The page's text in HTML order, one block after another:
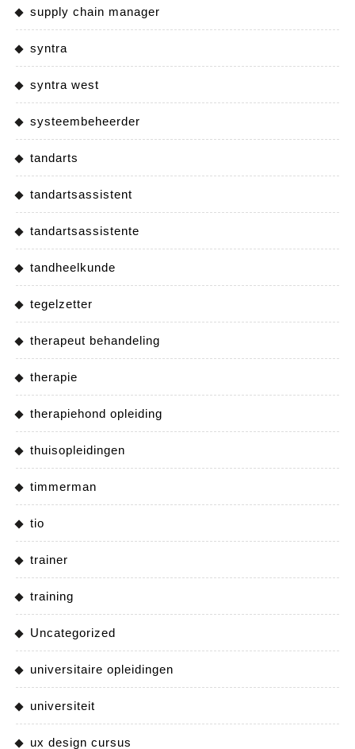
supply chain manager
syntra
syntra west
systeembeheerder
tandarts
tandartsassistent
tandartsassistente
tandheelkunde
tegelzetter
therapeut behandeling
therapie
therapiehond opleiding
thuisopleidingen
timmerman
tio
trainer
training
Uncategorized
universitaire opleidingen
universiteit
ux design cursus